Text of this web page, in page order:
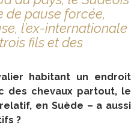
de pause forcée,
l’ex-internationale
fils et des
habitant un endroit
des chevaux partout, le
en Suède – a aussi
?